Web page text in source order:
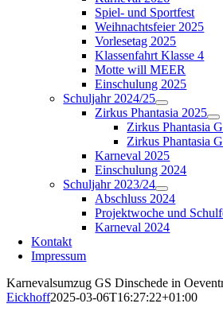
Spiel- und Sportfest
Weihnachtsfeier 2025
Vorlesetag 2025
Klassenfahrt Klasse 4
Motte will MEER
Einschulung 2025
Schuljahr 2024/25
Zirkus Phantasia 2025
Zirkus Phantasia
Zirkus Phantasia
Karneval 2025
Einschulung 2024
Schuljahr 2023/24
Abschluss 2024
Projektwoche und
Karneval 2024
Kontakt
Impressum
Karnevalsumzug GS Dinschede in
Eickhoff2025-03-06T16:27:22+01:00